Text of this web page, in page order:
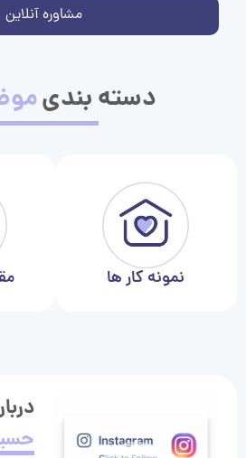
مشاوره آنلاین
دسته بندی
نمونه کار ها